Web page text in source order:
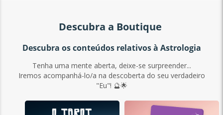
Descubra a Boutique
Descubra os conteúdos relativos à Astrologia
Tenha uma mente aberta, deixe-se surpreender...
Iremos acompanhá-lo/a na descoberta do seu verdadeiro
"Eu"! 🔮🌟